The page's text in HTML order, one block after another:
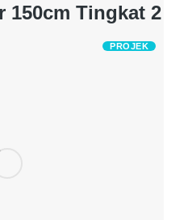
150cm Tingkat 2
PROJEK